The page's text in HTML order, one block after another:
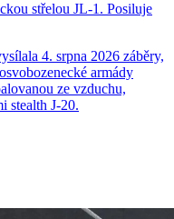
střelou JL-1. Posiluje
4. srpna 2026 záběry,
armády
ze vzduchu,
stealth J-20.